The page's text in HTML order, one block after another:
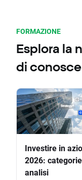
FORMAZIONE
Esplora la
di
Investire in
2026:
analisi